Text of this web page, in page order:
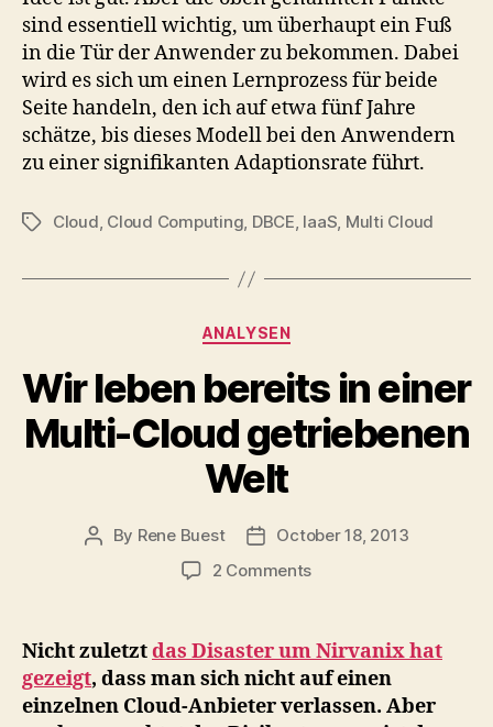
sind essentiell wichtig, um überhaupt ein Fuß
in die Tür der Anwender zu bekommen. Dabei
wird es sich um einen Lernprozess für beide
Seite handeln, den ich auf etwa fünf Jahre
schätze, bis dieses Modell bei den Anwendern
zu einer signifikanten Adaptionsrate führt.
TagsCloud, Cloud Computing, DBCE, IaaS, Multi Cloud
Categories
ANALYSEN
Wir leben bereits in einer
Multi-Cloud getriebenen
Welt
Post
By Rene Buest
PostOctober 18, 2013
2 Commentson
bereits
in
einer
Multi-
Nicht zuletztdas Disaster um Nirvanix hat
gezeigt, dass man sich nicht auf einen
einzelnen Cloud-Anbieter verlassen. Aber